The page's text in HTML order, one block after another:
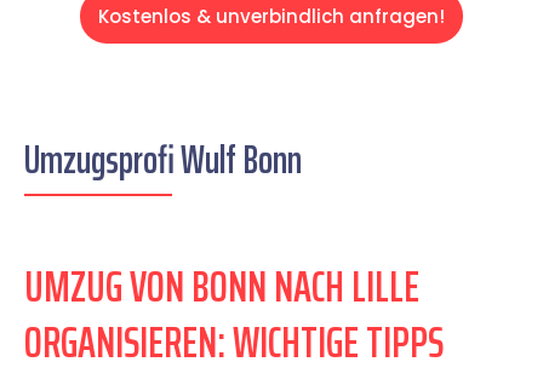
Kostenlos & unverbindlich anfragen!
Umzugsprofi Wulf Bonn
UMZUG VON BONN NACH LILLE
ORGANISIEREN: WICHTIGE TIPPS